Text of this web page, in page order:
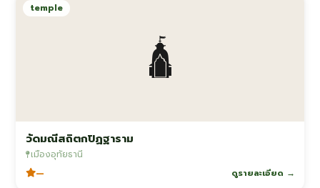
🛕
temple
วัดมณีสถิตกปิฏฐาราม
เมืองอุทัยธานี
— ดูรายละเอียด →